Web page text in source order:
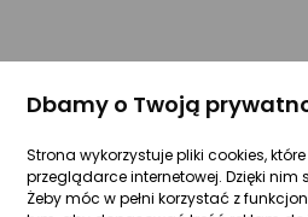
Dbamy o Twoją
Strona wykorzystuje pliki cookies,
przeglądarce internetowej. Dzięki nim
Żeby móc w pełni korzystać z